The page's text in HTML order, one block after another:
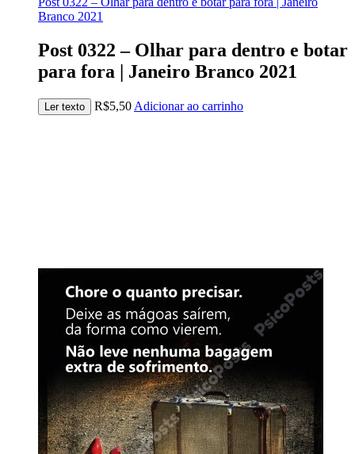
Branco 2021
Post 0322 – Olhar para dentro e botar
para fora | Janeiro Branco 2021
Ler texto R$5,50 Adicionar ao carrinho